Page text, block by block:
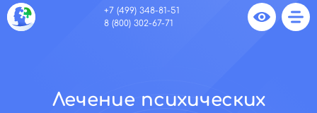
+7 (499) 348-81-51
8 (800) 302-67-71
Лечение психических